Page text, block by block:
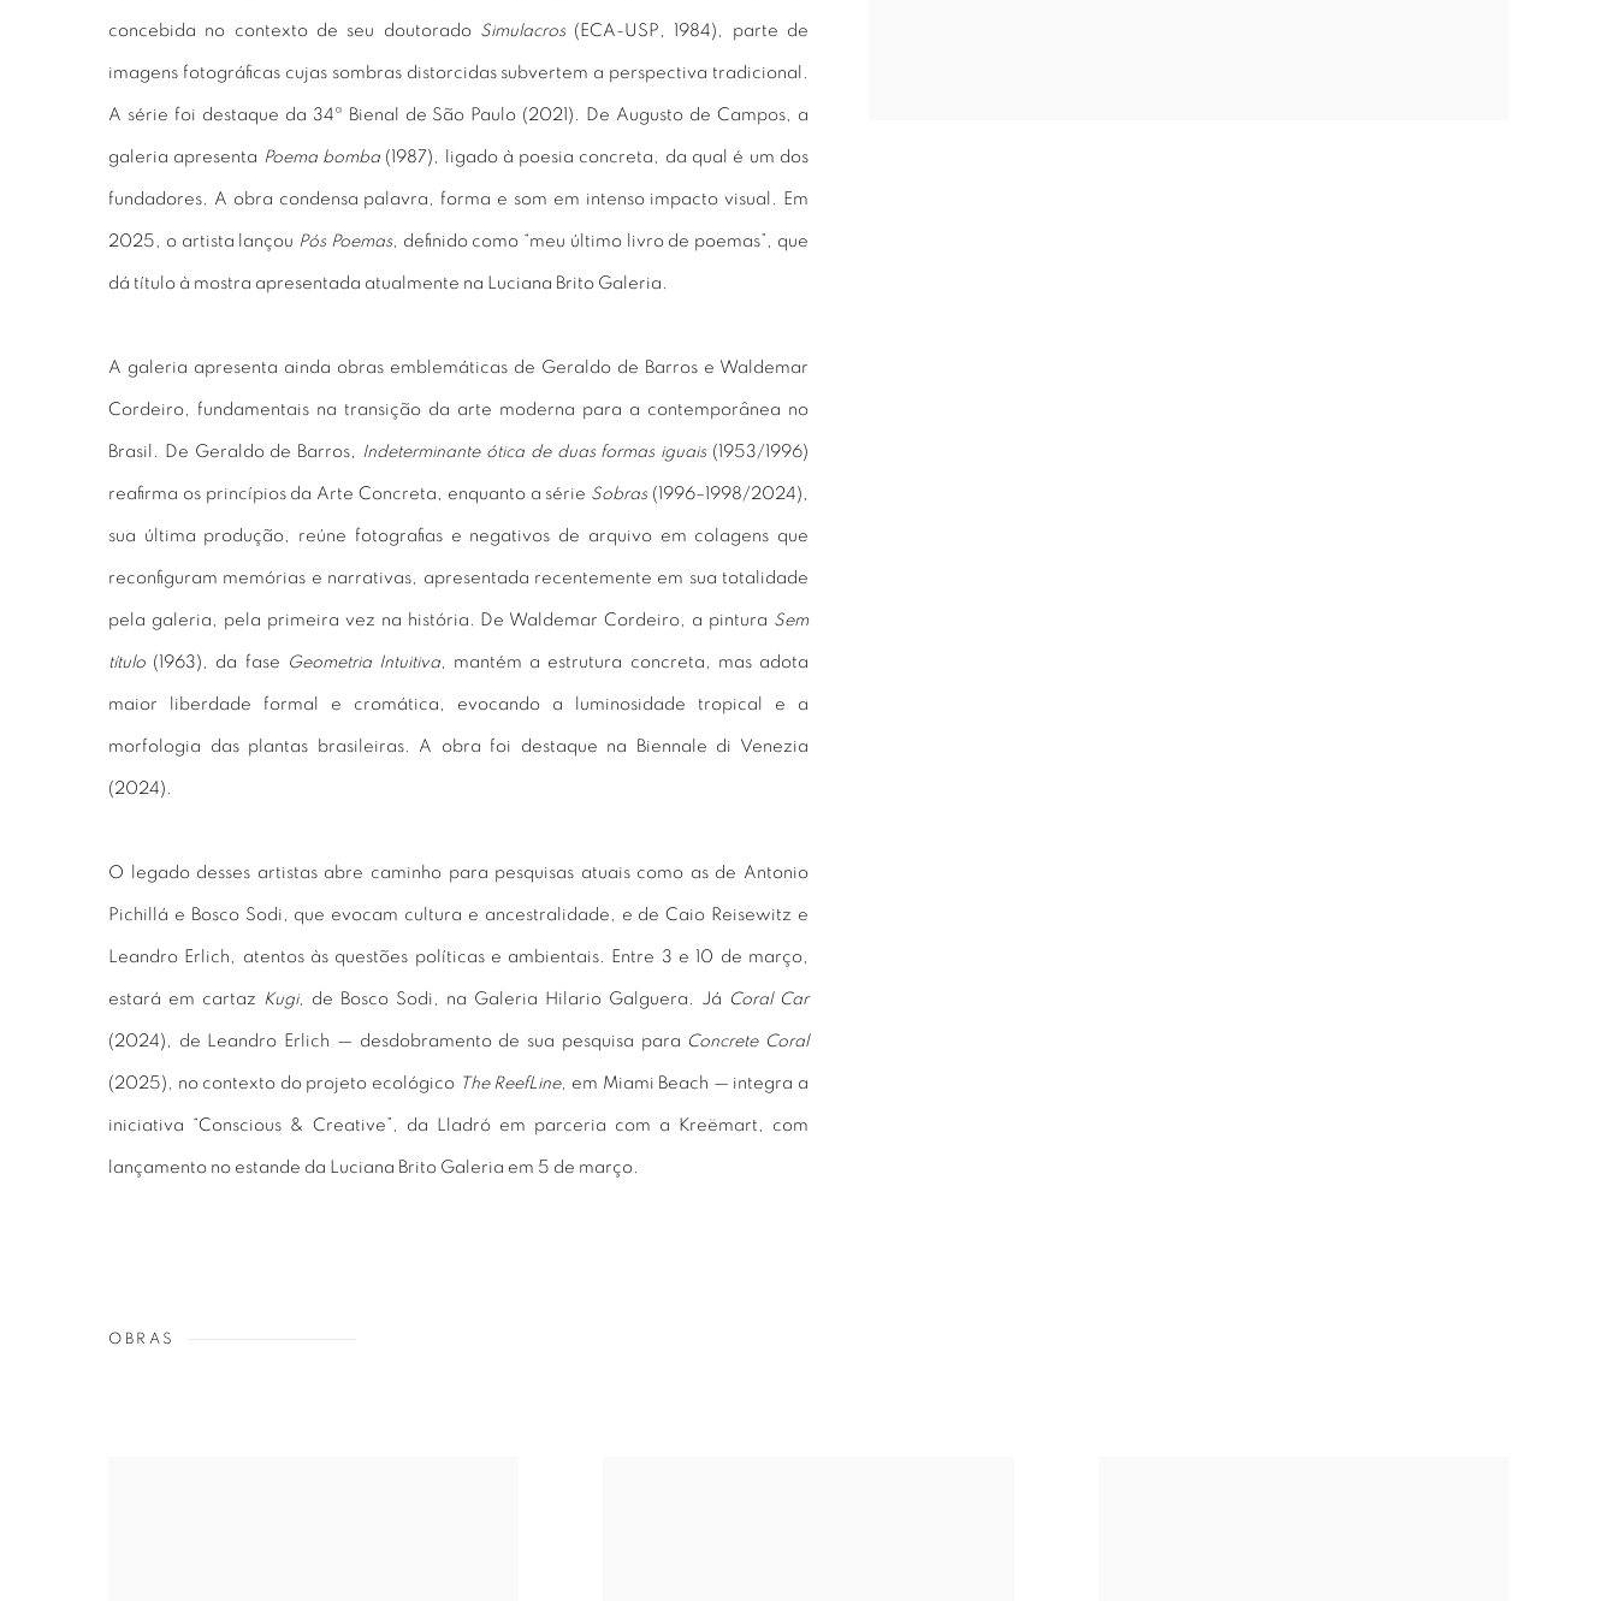
concebida no contexto de seu doutorado Simulacros(ECA-USP, 1984), parte de
imagens fotográficas cujas sombras distorcidas subvertem a perspectiva tradicional.
A série foi destaque da 34ª Bienal de São Paulo (2021). De Augusto de Campos, a
galeria apresenta Poema bomba(1987), ligado à poesia concreta, da qual é um dos
fundadores. A obra condensa palavra, forma e som em intenso impacto visual. Em
2025, o artista lançou Pós Poemas, definido como “meu último livro de poemas”, que
dá título à mostra apresentada atualmente na Luciana Brito Galeria.
A galeria apresenta ainda obras emblemáticas de Geraldo de Barros e Waldemar
Cordeiro, fundamentais na transição da arte moderna para a contemporânea no
Brasil. De Geraldo de Barros, Indeterminante ótica de duas formas iguais(1953/1996)
reafirma os princípios da Arte Concreta, enquanto a série Sobras(1996–1998/2024),
sua última produção, reúne fotografias e negativos de arquivo em colagens que
reconfiguram memórias e narrativas, apresentada recentemente em sua totalidade
pela galeria, pela primeira vez na história. De Waldemar Cordeiro, a pintura Sem
título (1963), da fase Geometria Intuitiva, mantém a estrutura concreta, mas adota
maior liberdade formal e cromática, evocando a luminosidade tropical e a
morfologia das plantas brasileiras. A obra foi destaque na Biennale di Venezia
(2024).
O legado desses artistas abre caminho para pesquisas atuais como as de Antonio
Pichillá e Bosco Sodi, que evocam cultura e ancestralidade, e de Caio Reisewitz e
Leandro Erlich, atentos às questões políticas e ambientais. Entre 3 e 10 de março,
estará em cartaz Kugi, de Bosco Sodi, na Galeria Hilario Galguera. Já Coral Car
(2024), de Leandro Erlich — desdobramento de sua pesquisa para Concrete Coral
(2025), no contexto do projeto ecológico The ReefLine, em Miami Beach — integra a
iniciativa “Conscious & Creative”, da Lladró em parceria com a Kreëmart, com
lançamento no estande da Luciana Brito Galeria em 5 de março.
OBRAS